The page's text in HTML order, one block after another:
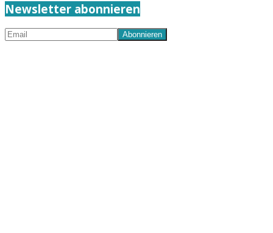
Newsletter abonnieren